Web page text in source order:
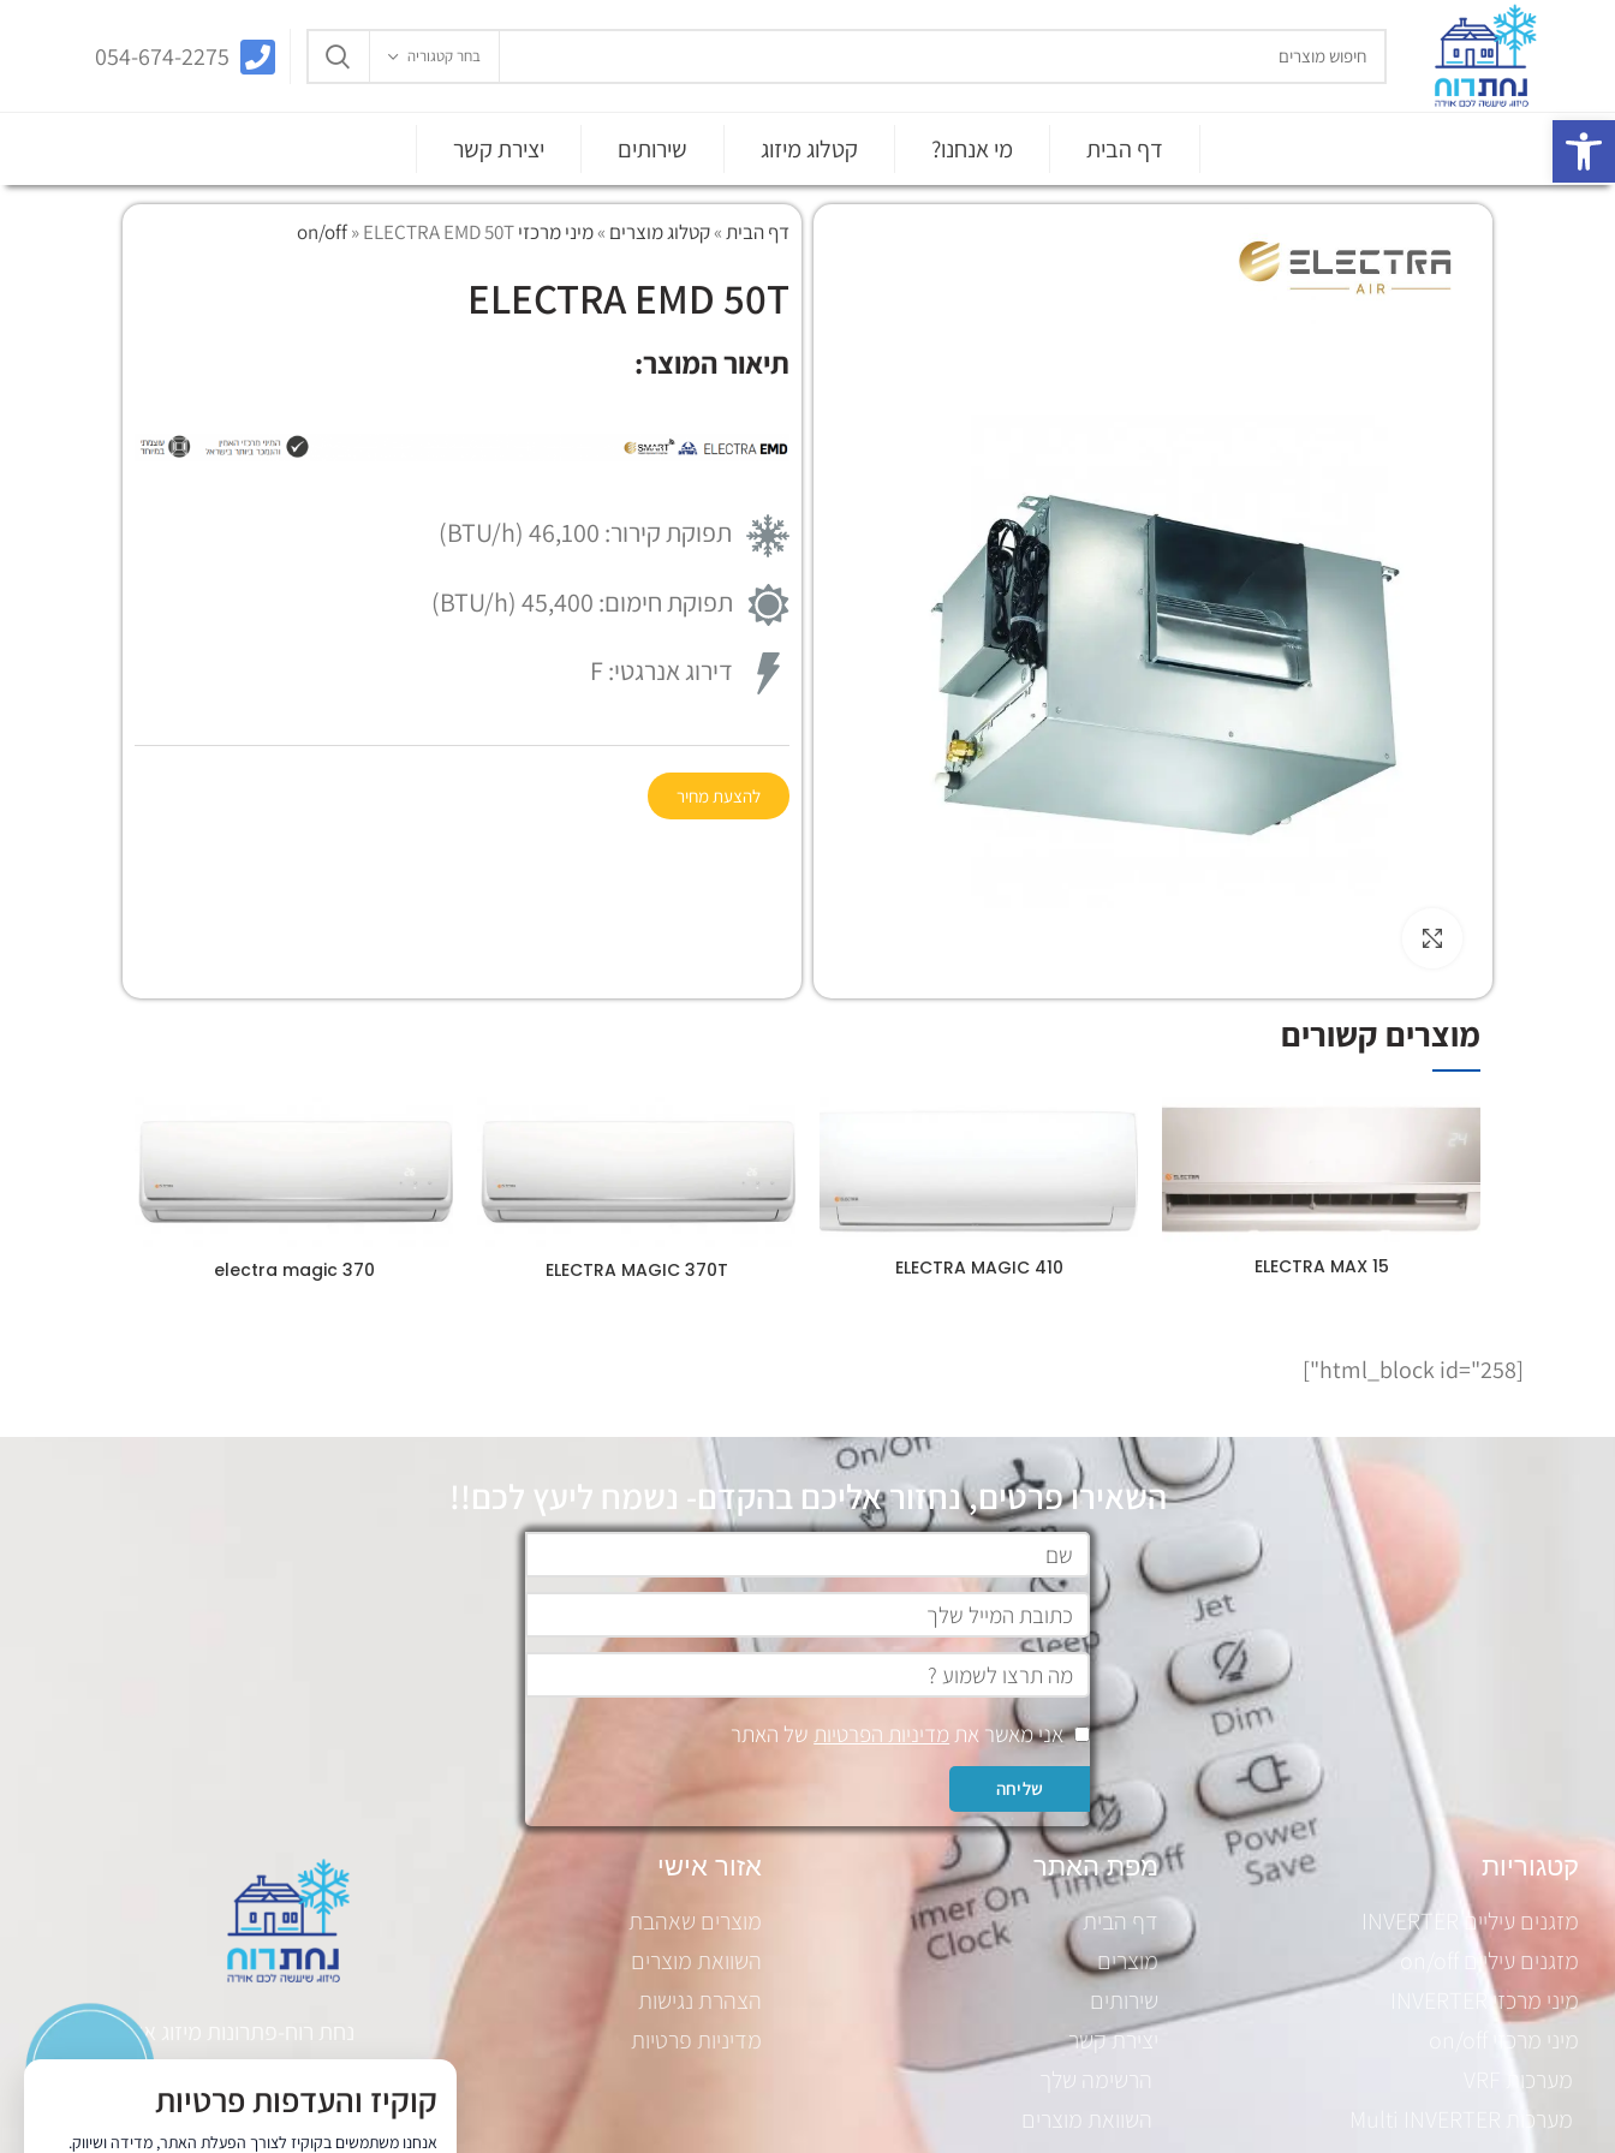
בחר קטגוריה 054-674-2275
דף הבית מי אנחנו? קטלוג מיזוג שירותים יצירת קשר
דף הבית»קטלוג מוצרים »מיני מרכזי on/off »ELECTRA EMD 50T
ELECTRA EMD 50T
תיאור המוצר:
תפוקת קירור: 46,100 (BTU/h)
תפוקת חימום: 45,400 (BTU/h)
דירוג אנרגטי:F
להצעת מחיר
מוצרים קשורים
15 ELECTRA MAX
410 ELECTRA MAGIC
ELECTRA MAGIC 370T
370 electra magic
[html_block id="258"]
השאירו פרטים, נחזור אליכם בהקדם- נשמח ליעץ לכם!!
אני מאשר את מדיניות הפרטיותשל האתר
שליחה
קטגוריות
מזגנים עיליים INVERTER
מזגנים עיליים on/off
מיני מרכזי INVERTER
מיני מרכזי on/off
מערכות VRF
מערכות Multi INVERTER
מפת האתר
דף הבית
מוצרים
שירותים
יצירת קשר
הרשימה שלך
השוואת מוצרים
אזור אישי
מוצרים שאהבת
השוואת מוצרים
הצהרת נגישות
מדיניות פרטיות
נחת רוח-פתרונות מיזוג אוויר.
כתובת: חרשה מערב בנימין
קוקיז והעדפות פרטיות
אנחנו משתמשים בקוקיז לצורך הפעלת האתר, מדידה ושיווק.
פתח סרגל נגישות